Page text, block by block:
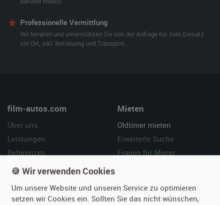
Professionelle Vermittlung
Wir beraten und unterstützen Sie von der Anfrage bis zum Einsatz
vor Ort, inkl. Betreuung und Transport.
film-autos.com
Über uns
Leistungen
Referenzen
Kundenmeinungen
Mieten
Oldtimer mieten
Erweiterte Suche
Fragen für Mieter
Vermieten Hilfe
🍪 Wir verwenden Cookies
Um unsere Website und unseren Service zu optimieren
setzen wir Cookies ein. Sollten Sie das nicht wünschen,